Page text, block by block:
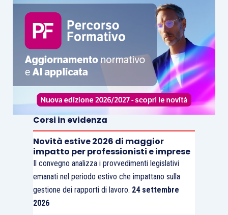
Corsi in evidenza
Novità estive 2026 di maggior
impatto per professionisti e imprese
Il convegno analizza i provvedimenti legislativi
emanati nel periodo estivo che impattano sulla
gestione dei rapporti di lavoro. 24 settembre
2026